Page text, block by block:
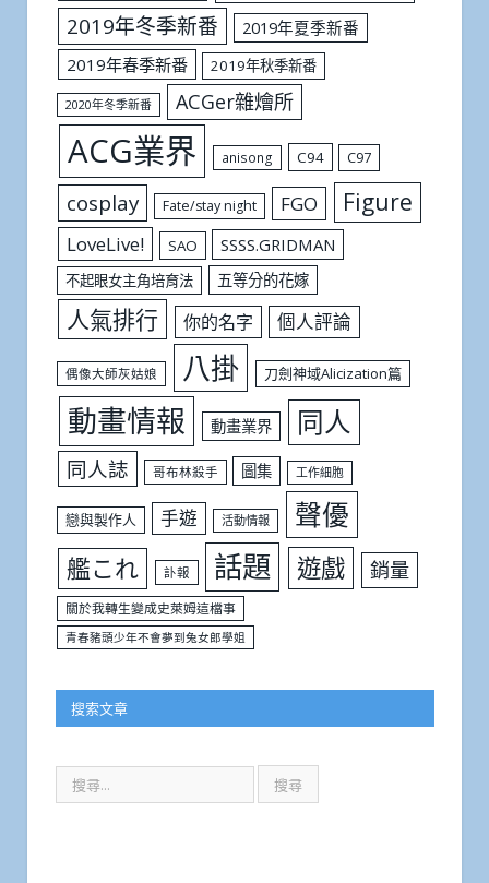
2019年冬季新番
2019年夏季新番
2019年春季新番
2019年秋季新番
2020年冬季新番 ACGer雜燴所
ACG業界 anisong C94 C97
cosplay Fate/stay night FGO Figure
LoveLive! SAO SSSS.GRIDMAN
不起眼女主角培育法 五等分的花嫁
人氣排行 你的名字 個人評論
偶像大師灰姑娘 八掛 刀劍神域Alicization篇
動畫情報 動畫業界 同人
同人誌 哥布林殺手 圖集 工作細胞
戀與製作人 手遊 活動情報 聲優
艦これ 訃報 話題 遊戲 銷量
關於我轉生變成史萊姆這檔事
青春豬頭少年不會夢到兔女郎學姐
搜索文章